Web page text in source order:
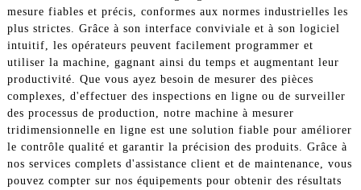
mesure fiables et précis, conformes aux normes industrielles les
plus strictes. Grâce à son interface conviviale et à son logiciel
intuitif, les opérateurs peuvent facilement programmer et
utiliser la machine, gagnant ainsi du temps et augmentant leur
productivité. Que vous ayez besoin de mesurer des pièces
complexes, d'effectuer des inspections en ligne ou de surveiller
des processus de production, notre machine à mesurer
tridimensionnelle en ligne est une solution fiable pour améliorer
le contrôle qualité et garantir la précision des produits. Grâce à
nos services complets d'assistance client et de maintenance, vous
pouvez compter sur nos équipements pour obtenir des résultats